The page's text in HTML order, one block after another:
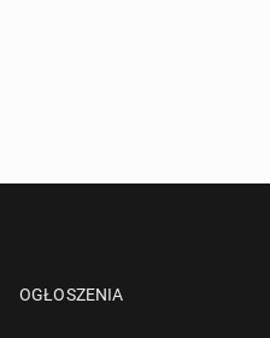
OGŁOSZENIA